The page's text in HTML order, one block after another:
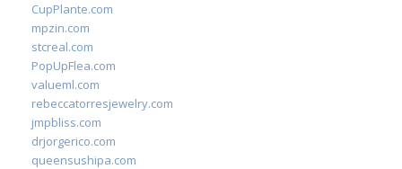
CupPlante.com
mpzin.com
stcreal.com
PopUpFlea.com
valueml.com
rebeccatorresjewelry.com
jmpbliss.com
drjorgerico.com
queensushipa.com